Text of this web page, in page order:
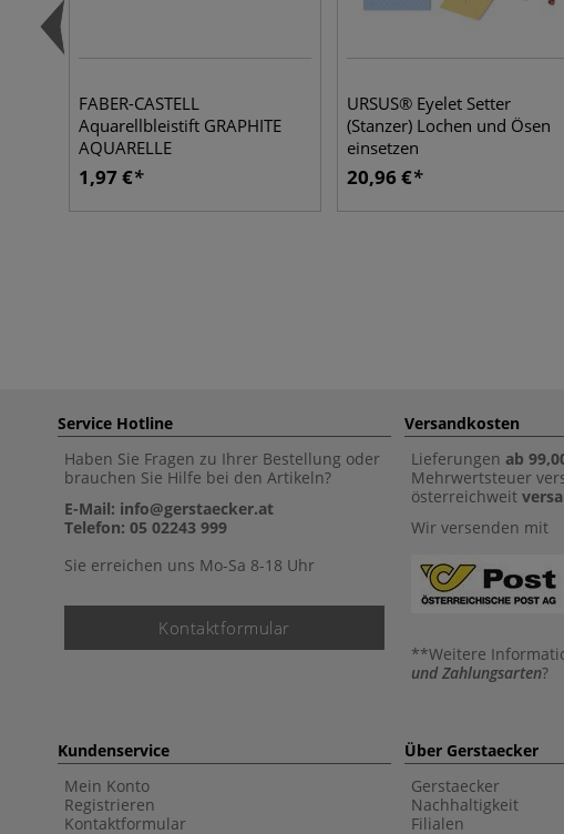
FABER-CASTELL
Aquarellbleistift GRAPHITE
AQUARELLE
1,97 €
URSUS® Eyelet Setter
(Stanzer) Lochen und Ösen
einsetzen
20,96 €
Service Hotline
Haben Sie Fragen zu Ihrer Bestellung oder
brauchen Sie Hilfe bei den Artikeln?
E-Mail: info@gerstaecker.at
Telefon: 05 02243 999
Sie erreichen uns Mo-Sa 8-18 Uhr
Kontaktformular
Versandkosten
Lieferungen ab
Mehrwertsteuer
österreichweit
Wir versenden mit
**Weitere
und Zahlungsarten?
Kundenservice
Mein Konto
Registrieren
Kontaktformular
Über Gerstaecker
Gerstaecker
Nachhaltigkeit
Filialen